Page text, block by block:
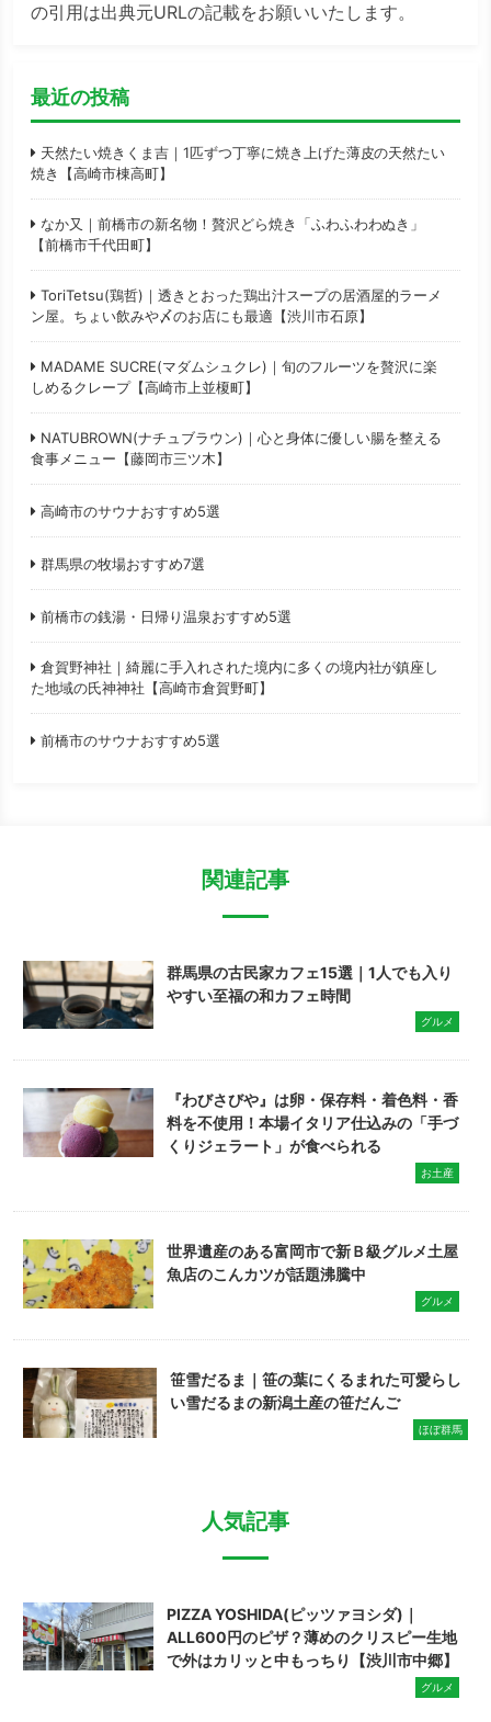
の引用は出典元URLの記載をお願いいたします。
最近の投稿
天然たい焼きくま吉｜1匹ずつ丁寧に焼き上げた薄皮の天然たい
焼き【高崎市棟高町】
なか又｜前橋市の新名物！贅沢どら焼き「ふわふわわぬき」
【前橋市千代田町】
ToriTetsu(鶏哲)｜透きとおった鶏出汁スープの居酒屋的ラーメ
ン屋。ちょい飲みや〆のお店にも最適【渋川市石原】
MADAME SUCRE(マダムシュクレ)｜旬のフルーツを贅沢に楽
しめるクレープ【高崎市上並榎町】
NATUBROWN(ナチュブラウン)｜心と身体に優しい腸を整える
食事メニュー【藤岡市三ツ木】
高崎市のサウナおすすめ5選
群馬県の牧場おすすめ7選
前橋市の銭湯・日帰り温泉おすすめ5選
倉賀野神社｜綺麗に手入れされた境内に多くの境内社が鎮座し
た地域の氏神神社【高崎市倉賀野町】
前橋市のサウナおすすめ5選
関連記事
群馬県の古民家カフェ15選｜1人でも入り
やすい至福の和カフェ時間
グルメ
『わびさびや』は卵・保存料・着色料・香
料を不使用！本場イタリア仕込みの「手づ
くりジェラート」が食べられる
お土産
世界遺産のある富岡市で新Ｂ級グルメ土屋
魚店のこんカツが話題沸騰中
グルメ
笹雪だるま｜笹の葉にくるまれた可愛らし
い雪だるまの新潟土産の笹だんご
ほぼ群馬
人気記事
PIZZA YOSHIDA(ピッツァヨシダ)｜
ALL600円のピザ？薄めのクリスピー生地
で外はカリッと中もっちり【渋川市中郷】
グルメ